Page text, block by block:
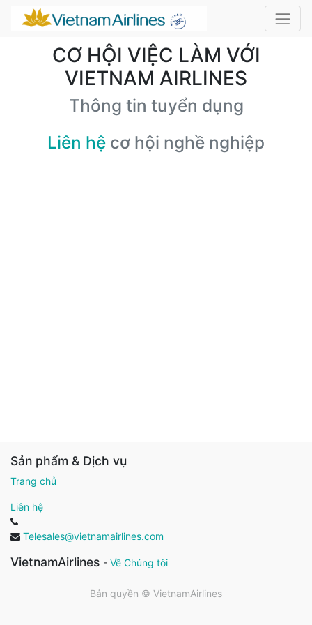
CƠ HỘI VIỆC LÀM VỚI
VIETNAM AIRLINES
Thông tin tuyển dụng
Liên hệ cơ hội nghề nghiệp
Sản phẩm & Dịch vụ
Trang chủ
Liên hệ
Telesales@vietnamairlines.com
VietnamAirlines - Về Chúng tôi
Bản quyền © VietnamAirlines